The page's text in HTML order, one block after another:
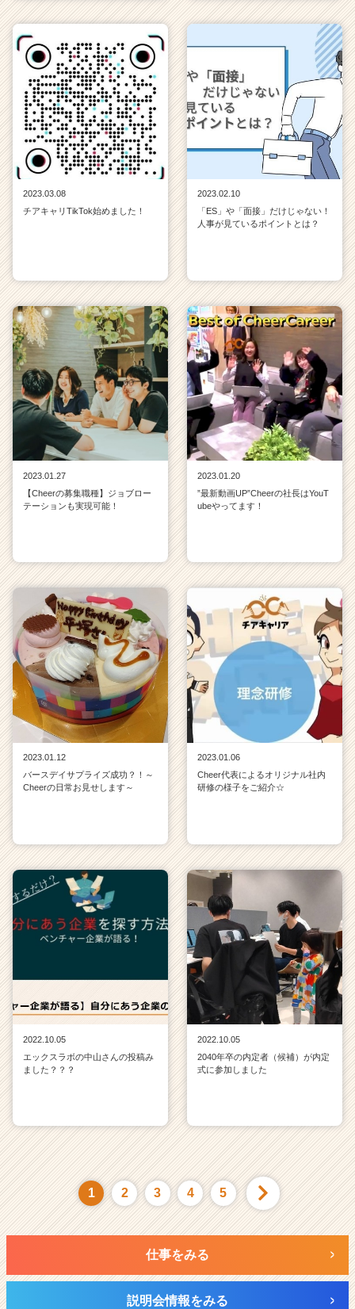
2023.03.08
チアキャリTikTok始めました！
2023.02.10
「ES」や「面接」だけじゃない！
人事が見ているポイントとは？
2023.01.27
【Cheerの募集職種】ジョブロー
テーションも実現可能！
2023.01.20
”最新動画UP”Cheerの社長はYouT
ubeやってます！
2023.01.12
バースデイサプライズ成功？！～
Cheerの日常お見せします～
2023.01.06
Cheer代表によるオリジナル社内
研修の様子をご紹介☆
2022.10.05
エックスラボの中山さんの投稿み
ました？？？
2022.10.05
2040年卒の内定者（候補）が内定
式に参加しました
1 2 3 4 5
仕事をみる
説明会情報をみる